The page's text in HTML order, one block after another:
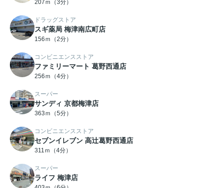
207ｍ（3分）
ドラッグストア
スギ薬局 梅津南広町店
156ｍ（2分）
コンビニエンスストア
ファミリーマート 葛野西通店
256ｍ（4分）
スーパー
サンディ 京都梅津店
363ｍ（5分）
コンビニエンスストア
セブンイレブン 高辻葛野西通店
311ｍ（4分）
スーパー
ライフ 梅津店